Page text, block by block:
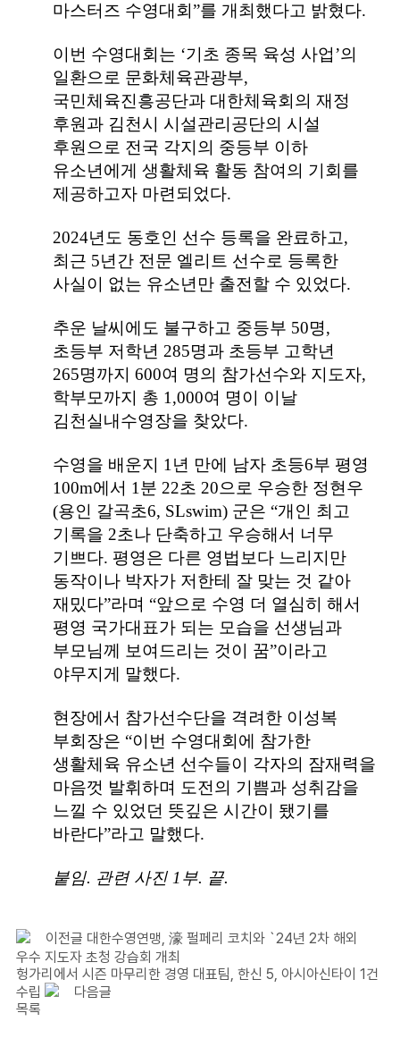
마스터즈 수영대회”를 개최했다고 밝혔다.
이번 수영대회는 ‘기초 종목 육성 사업’의
일환으로 문화체육관광부,
국민체육진흥공단과 대한체육회의 재정
후원과 김천시 시설관리공단의 시설
후원으로 전국 각지의 중등부 이하
유소년에게 생활체육 활동 참여의 기회를
제공하고자 마련되었다.
2024년도 동호인 선수 등록을 완료하고,
최근 5년간 전문 엘리트 선수로 등록한
사실이 없는 유소년만 출전할 수 있었다.
추운 날씨에도 불구하고 중등부 50명,
초등부 저학년 285명과 초등부 고학년
265명까지600여 명의 참가선수와 지도자,
학부모까지 총 1,000여 명이 이날
김천실내수영장을 찾았다.
수영을 배운지 1 년 만에 남자 초등6부 평영
100m에서 1 분 22초 20으로 우승한 정현우
(용인 갈곡초6, SLswim) 군은 “개인 최고
기록을 2초나 단축하고 우승해서 너무
기쁘다. 평영은 다른 영법보다 느리지만
동작이나 박자가 저한테 잘 맞는 것 같아
재밌다”라며 “앞으로 수영 더 열심히 해서
평영 국가대표가 되는 모습을 선생님과
부모님께 보여드리는 것이 꿈”이라고
야무지게 말했다.
현장에서 참가선수단을 격려한 이성복
부회장은 “이번 수영대회에 참가한
생활체육 유소년 선수들이 각자의 잠재력을
마음껏 발휘하며 도전의 기쁨과 성취감을
느낄 수 있었던 뜻깊은 시간이 됐기를
바란다”라고 말했다.
붙임. 관련 사진 1 부. 끝.
이전글 대한수영연맹, 濠 펄페리 코치와 `24년 2차 해외
우수 지도자 초청 강습회 개최
헝가리에서 시즌 마무리한 경영 대표팀, 한신 5, 아시아신타이 1건
수립
다음글
목록